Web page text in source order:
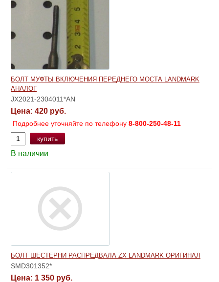
БОЛТ МУФТЫ ВКЛЮЧЕНИЯ ПЕРЕДНЕГО МОСТА LANDMARK
АНАЛОГ
JX2021-2304011*AN
Цена: 420 руб.
Подробнее уточняйте по телефону 8-800-250-48-11
купить
В наличии
БОЛТ ШЕСТЕРНИ РАСПРЕДВАЛА ZX LANDMARK ОРИГИНАЛ
SMD301352*
Цена: 1 350 руб.